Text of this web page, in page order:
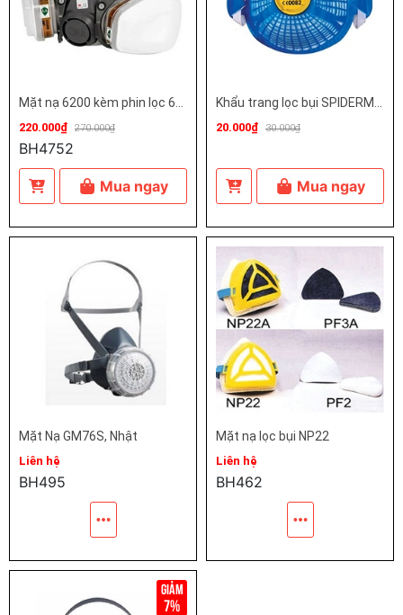
220.000₫ 270.000₫
BH4752
Mua ngay
20.000₫ 30.000₫
Mua ngay
Mặt Nạ GM76S, Nhật
Liên hệ
BH495
Mặt nạ lọc bụi NP22
Liên hệ
BH462
7%